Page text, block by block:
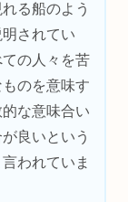
る船のよう
されてい
の人々を苦
のを意味す
な意味合い
良いという
われていま